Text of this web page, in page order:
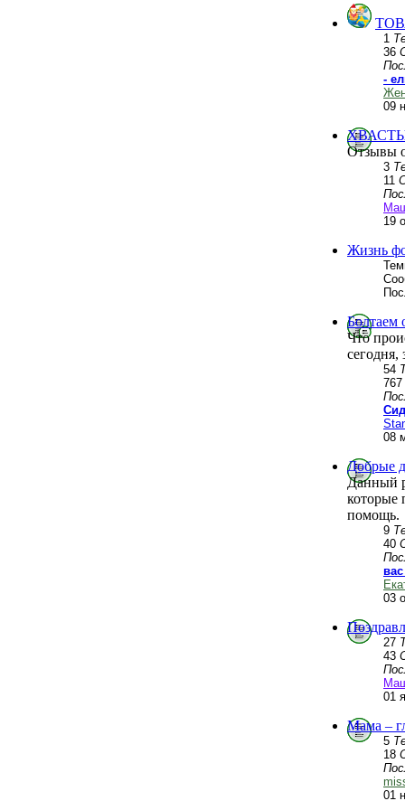
1
36
-
09
Отзывы
3
11
19
Жизнь
Болтаем
Что
сегодня,
54
767
08
Добрые
Данный
которые
помощь.
9
40
03
27
43
01
Мама –
5
18
01